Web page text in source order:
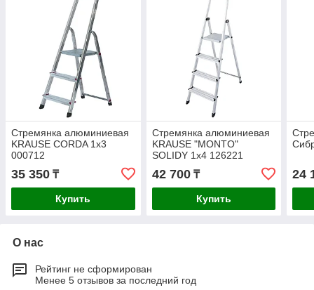
Стремянка алюминиевая
KRAUSE CORDA 1х3
000712
35 350 ₸
Купить
Стремянка алюминиевая
KRAUSE "MONTO"
SOLIDY 1х4 126221
42 700₸
Купить
24
О нас
Рейтинг не сформирован
Менее 5 отзывов за последний год